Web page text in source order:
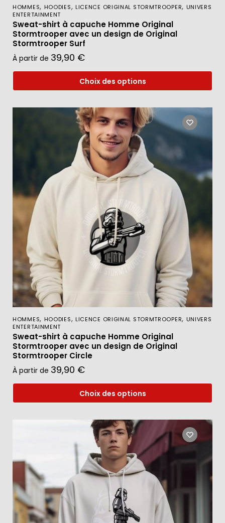
HOMMES, HOODIES, LICENCE ORIGINAL STORMTROOPER, UNIVERS
ENTERTAINMENT
Sweat-shirt à capuche Homme Original
Stormtrooper avec un design de Original
Stormtrooper Surf
À partir de 39,90 €
Choix des options
HOMMES, HOODIES, LICENCE ORIGINAL STORMTROOPER, UNIVERS
ENTERTAINMENT
Sweat-shirt à capuche Homme Original
Stormtrooper avec un design de Original
Stormtrooper Circle
À partir de 39,90 €
Choix des options